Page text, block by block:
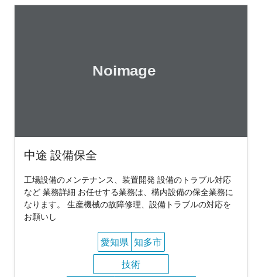
中途 設備保全
工場設備のメンテナンス、装置開発 設備のトラブル対応
など 業務詳細 お任せする業務は、構内設備の保全業務に
なります。 生産機械の故障修理、設備トラブルの対応を
お願いし
愛知県 知多市
技術